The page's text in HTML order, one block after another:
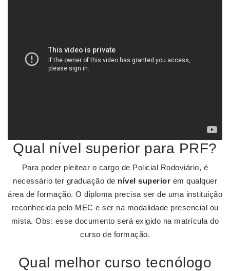
Qual nível superior para PRF?
Para poder pleitear o cargo de Policial Rodoviário, é
necessário ter graduação de nível superior em qualquer
área de formação. O diploma precisa ser de uma instituição
reconhecida pelo MEC e ser na modalidade presencial ou
mista. Obs: esse documento será exigido na matrícula do
curso de formação.
Qual melhor curso tecnólogo